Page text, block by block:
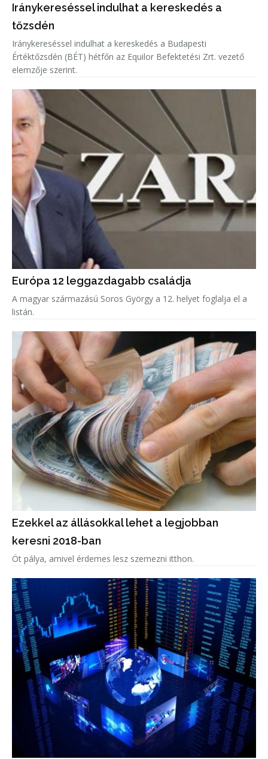
Iránykereséssel indulhat a kereskedés a
tőzsdén
Iránykereséssel indulhat a kereskedés a Budapesti
Értéktőzsdén (BÉT) hétfőn az Equilor Befektetési Zrt. vezető
elemzője szerint.
Európa 12 leggazdagabb családja
A magyar származású Soros György a 12. helyet foglalja el a
listán.
Ezekkel az állásokkal lehet a legjobban
keresni 2018-ban
Öt pálya, amivel érdemes lesz szemezni itthon.